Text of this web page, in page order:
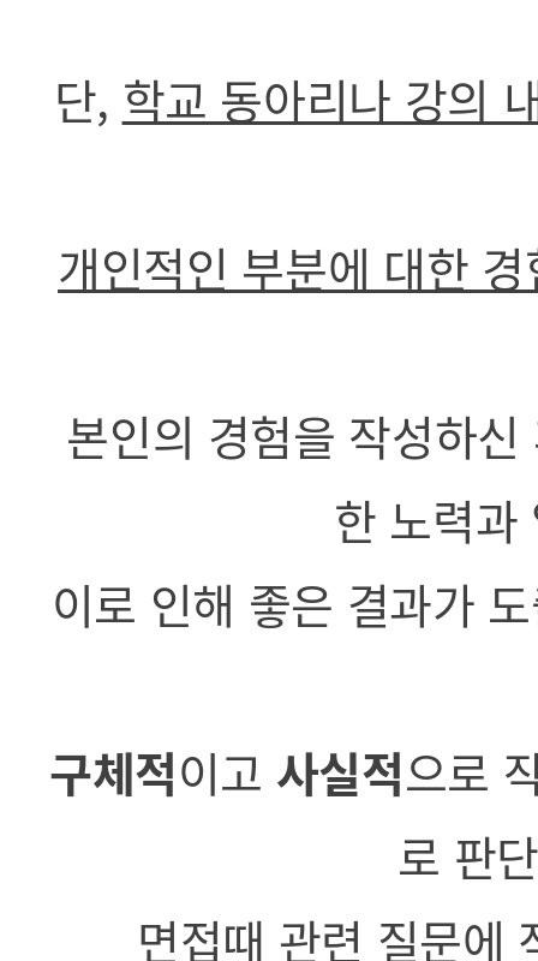
단, 학교 동아리나 강의
개인적인 부분에 대한
본인의 경험을 작성하
한 노력과
이로 인해 좋은 결과가
구체적이고 사실적으로
로 판
면접때 관련 질문에